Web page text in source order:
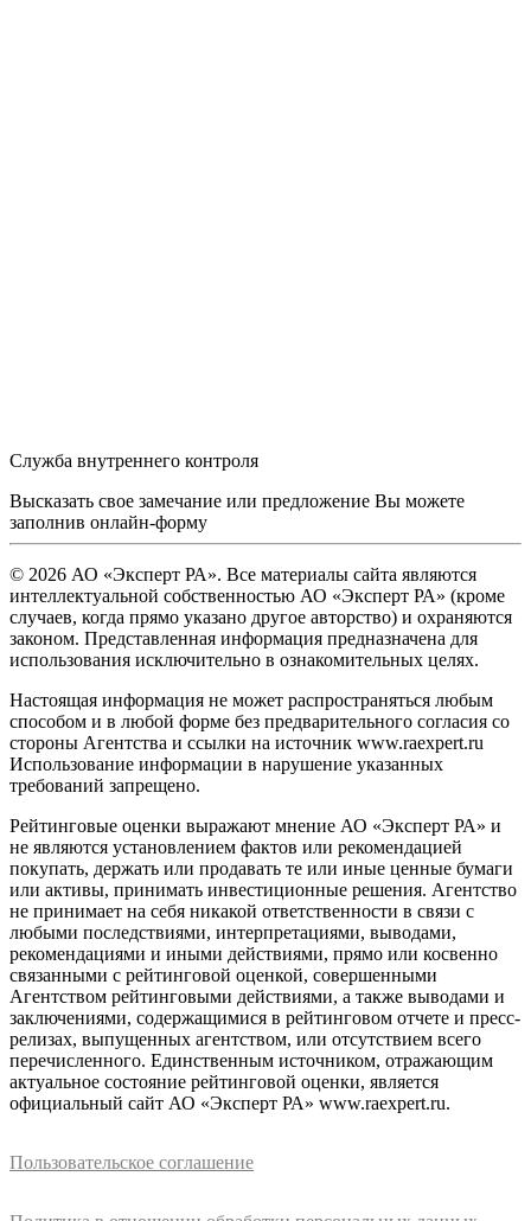
Служба внутреннего контроля
Высказать свое замечание или предложение Вы можете
заполнив онлайн-форму
© 2026 АО «Эксперт РА». Все материалы сайта являются
интеллектуальной собственностью АО «Эксперт РА» (кроме
случаев, когда прямо указано другое авторство) и охраняются
законом. Представленная информация предназначена для
использования исключительно в ознакомительных целях.
Настоящая информация не может распространяться любым
способом и в любой форме без предварительного согласия со
стороны Агентства и ссылки на источник www.raexpert.ru
Использование информации в нарушение указанных
требований запрещено.
Рейтинговые оценки выражают мнение АО «Эксперт РА» и
не являются установлением фактов или рекомендацией
покупать, держать или продавать те или иные ценные бумаги
или активы, принимать инвестиционные решения. Агентство
не принимает на себя никакой ответственности в связи с
любыми последствиями, интерпретациями, выводами,
рекомендациями и иными действиями, прямо или косвенно
связанными с рейтинговой оценкой, совершенными
Агентством рейтинговыми действиями, а также выводами и
заключениями, содержащимися в рейтинговом отчете и пресс-
релизах, выпущенных агентством, или отсутствием всего
перечисленного. Единственным источником, отражающим
актуальное состояние рейтинговой оценки, является
официальный сайт АО «Эксперт РА» www.raexpert.ru.
Пользовательское соглашение